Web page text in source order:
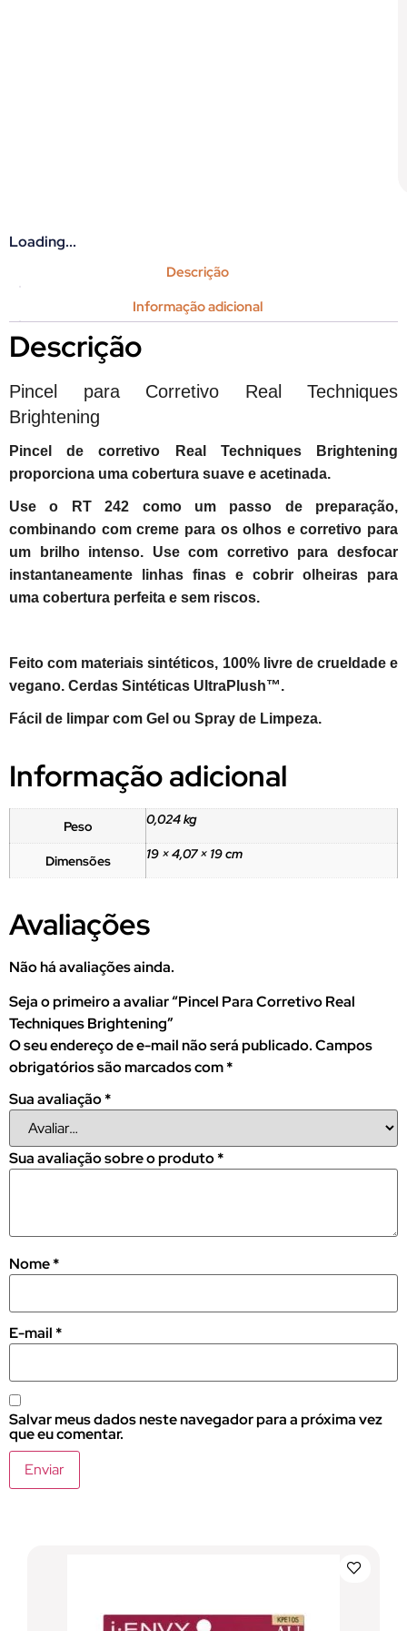
Loading...
Descrição
Informação adicional
Descrição
Pincel para Corretivo Real Techniques
Brightening
Pincel de corretivo Real Techniques Brightening
proporciona uma cobertura suave e acetinada.
Use o RT 242 como um passo de preparação,
combinando com creme para os olhos e corretivo para
um brilho intenso. Use com corretivo para desfocar
instantaneamente linhas finas e cobrir olheiras para
uma cobertura perfeita e sem riscos.
Feito com materiais sintéticos, 100% livre de crueldade e
vegano. Cerdas Sintéticas UltraPlush™.
Fácil de limpar com Gel ou Spray de Limpeza.
Informação adicional
Peso 0,024 kg
Dimensões 19 × 4,07 × 19 cm
Avaliações
Não há avaliações ainda.
Seja o primeiro a avaliar “Pincel Para Corretivo Real
Techniques Brightening”
O seu endereço de e-mail não será publicado.Campos
obrigatórios são marcados com*
Sua avaliação*
Sua avaliação sobre o produto*
Nome*
E-mail *
Salvar meus dados neste navegador para a próxima vez
que eu comentar.